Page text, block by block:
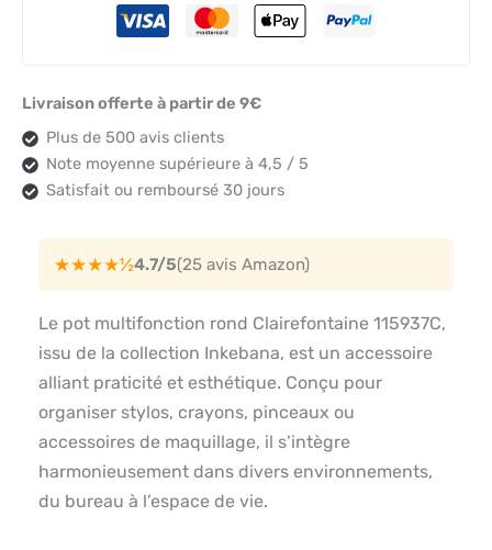
Livraison offerte à partir de 9€
Plus de 500 avis clients
Note moyenne supérieure à 4,5 / 5
Satisfait ou remboursé 30 jours
★★★★½4.7/5(25 avis Amazon)
Le pot multifonction rond Clairefontaine 115937C,
issu de la collection Inkebana, est un accessoire
alliant praticité et esthétique. Conçu pour
organiser stylos, crayons, pinceaux ou
accessoires de maquillage, il s’intègre
harmonieusement dans divers environnements,
du bureau à l’espace de vie.